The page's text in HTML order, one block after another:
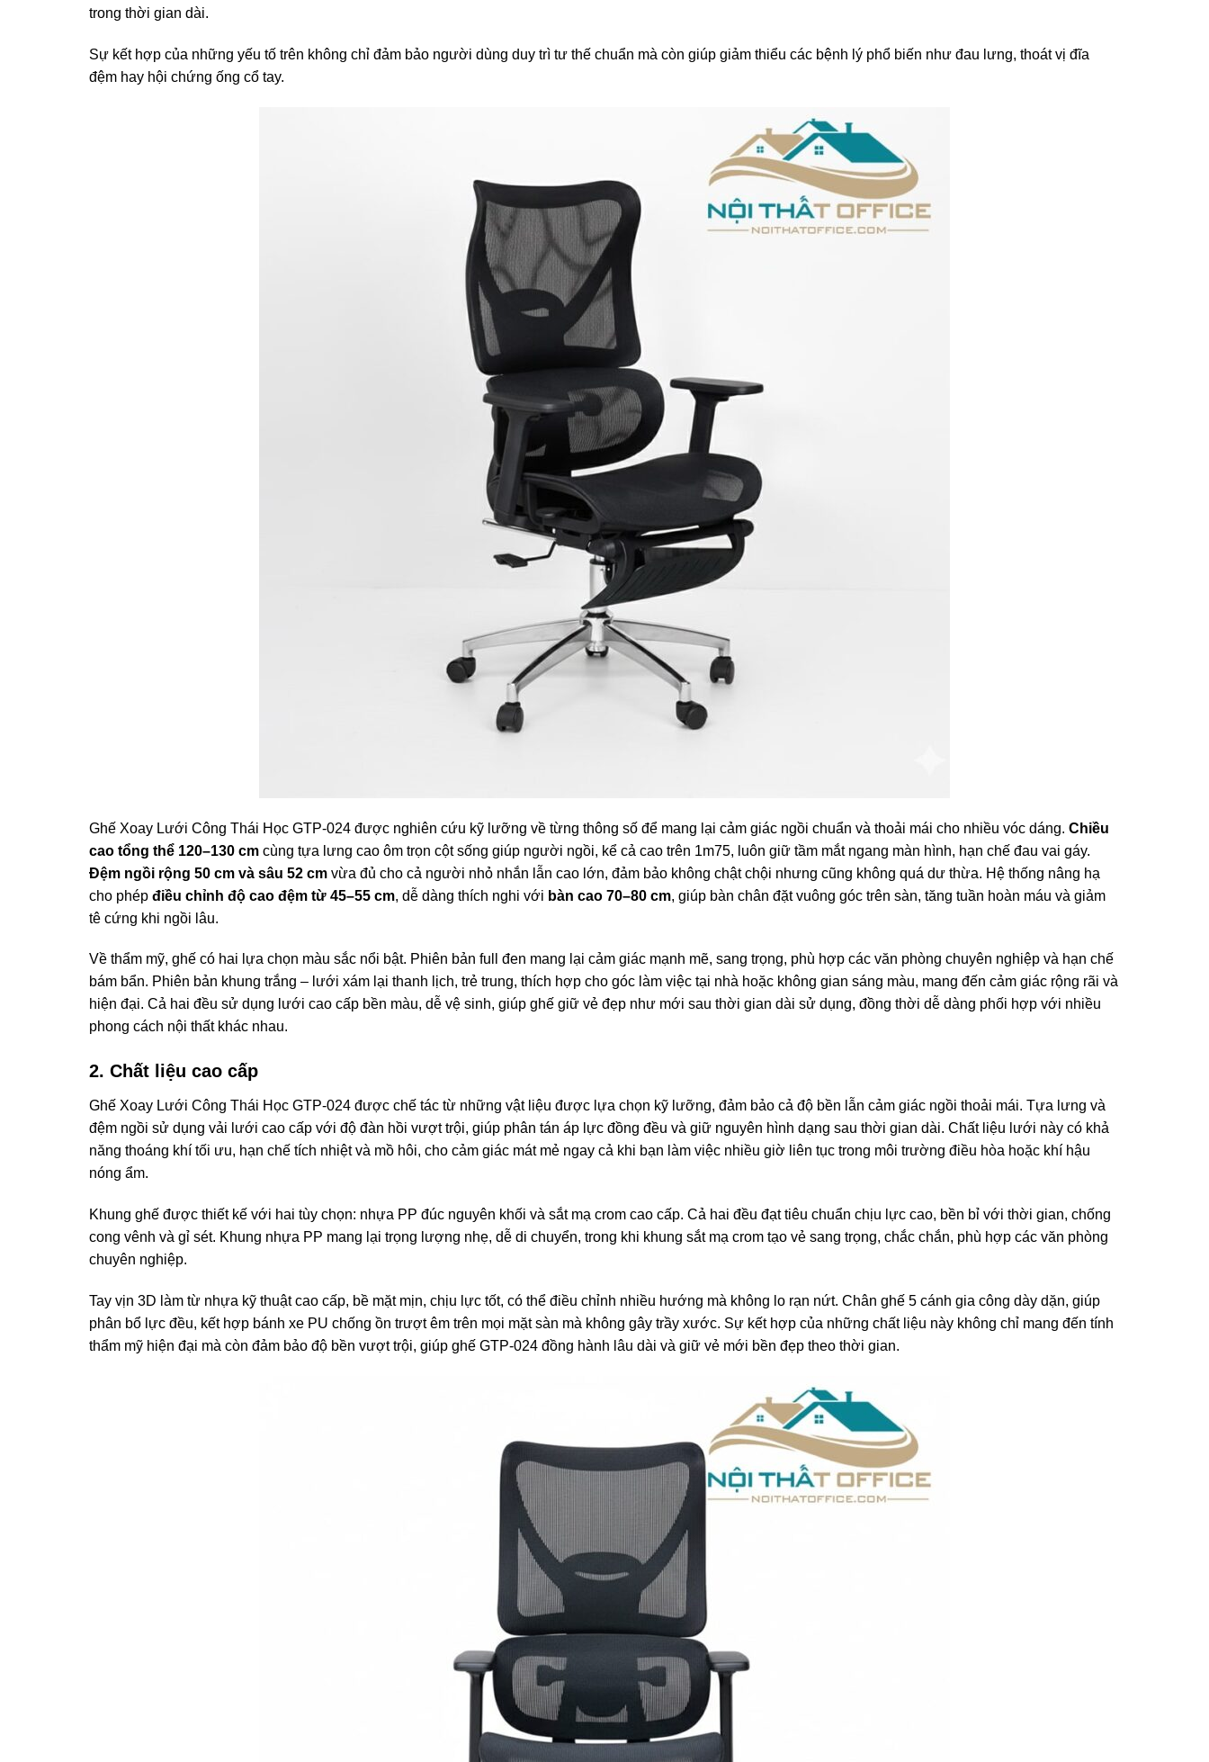
trong thời gian dài.
Sự kết hợp của những yếu tố trên không chỉ đảm bảo người dùng duy trì tư thế chuẩn mà còn giúp giảm thiểu các bệnh lý phổ biến như đau lưng, thoát vị đĩa
đệm hay hội chứng ống cổ tay.
Ghế Xoay Lưới Công Thái Học GTP-024 được nghiên cứu kỹ lưỡng về từng thông số để mang lại cảm giác ngồi chuẩn và thoải mái cho nhiều vóc dáng. Chiều
cao tổng thể 120–130 cmcùng tựa lưng cao ôm trọn cột sống giúp người ngồi, kể cả cao trên 1m75, luôn giữ tầm mắt ngang màn hình, hạn chế đau vai gáy.
Đệm ngồi rộng 50 cm và sâu 52 cmvừa đủ cho cả người nhỏ nhắn lẫn cao lớn, đảm bảo không chật chội nhưng cũng không quá dư thừa. Hệ thống nâng hạ
cho phép điều chỉnh độ cao đệm từ 45–55 cm, dễ dàng thích nghi với bàn cao 70–80 cm, giúp bàn chân đặt vuông góc trên sàn, tăng tuần hoàn máu và giảm
tê cứng khi ngồi lâu.
Về thẩm mỹ, ghế có hai lựa chọn màu sắc nổi bật. Phiên bản full đen mang lại cảm giác mạnh mẽ, sang trọng, phù hợp các văn phòng chuyên nghiệp và hạn chế
bám bẩn. Phiên bản khung trắng – lưới xám lại thanh lịch, trẻ trung, thích hợp cho góc làm việc tại nhà hoặc không gian sáng màu, mang đến cảm giác rộng rãi và
hiện đại. Cả hai đều sử dụng lưới cao cấp bền màu, dễ vệ sinh, giúp ghế giữ vẻ đẹp như mới sau thời gian dài sử dụng, đồng thời dễ dàng phối hợp với nhiều
phong cách nội thất khác nhau.
2. Chất liệu cao cấp
Ghế Xoay Lưới Công Thái Học GTP-024 được chế tác từ những vật liệu được lựa chọn kỹ lưỡng, đảm bảo cả độ bền lẫn cảm giác ngồi thoải mái. Tựa lưng và
đệm ngồi sử dụng vải lưới cao cấp với độ đàn hồi vượt trội, giúp phân tán áp lực đồng đều và giữ nguyên hình dạng sau thời gian dài. Chất liệu lưới này có khả
năng thoáng khí tối ưu, hạn chế tích nhiệt và mồ hôi, cho cảm giác mát mẻ ngay cả khi bạn làm việc nhiều giờ liên tục trong môi trường điều hòa hoặc khí hậu
nóng ẩm.
Khung ghế được thiết kế với hai tùy chọn: nhựa PP đúc nguyên khối và sắt mạ crom cao cấp. Cả hai đều đạt tiêu chuẩn chịu lực cao, bền bỉ với thời gian, chống
cong vênh và gỉ sét. Khung nhựa PP mang lại trọng lượng nhẹ, dễ di chuyển, trong khi khung sắt mạ crom tạo vẻ sang trọng, chắc chắn, phù hợp các văn phòng
chuyên nghiệp.
Tay vịn 3D làm từ nhựa kỹ thuật cao cấp, bề mặt mịn, chịu lực tốt, có thể điều chỉnh nhiều hướng mà không lo rạn nứt. Chân ghế 5 cánh gia công dày dặn, giúp
phân bổ lực đều, kết hợp bánh xe PU chống ồn trượt êm trên mọi mặt sàn mà không gây trầy xước. Sự kết hợp của những chất liệu này không chỉ mang đến tính
thẩm mỹ hiện đại mà còn đảm bảo độ bền vượt trội, giúp ghế GTP-024 đồng hành lâu dài và giữ vẻ mới bền đẹp theo thời gian.